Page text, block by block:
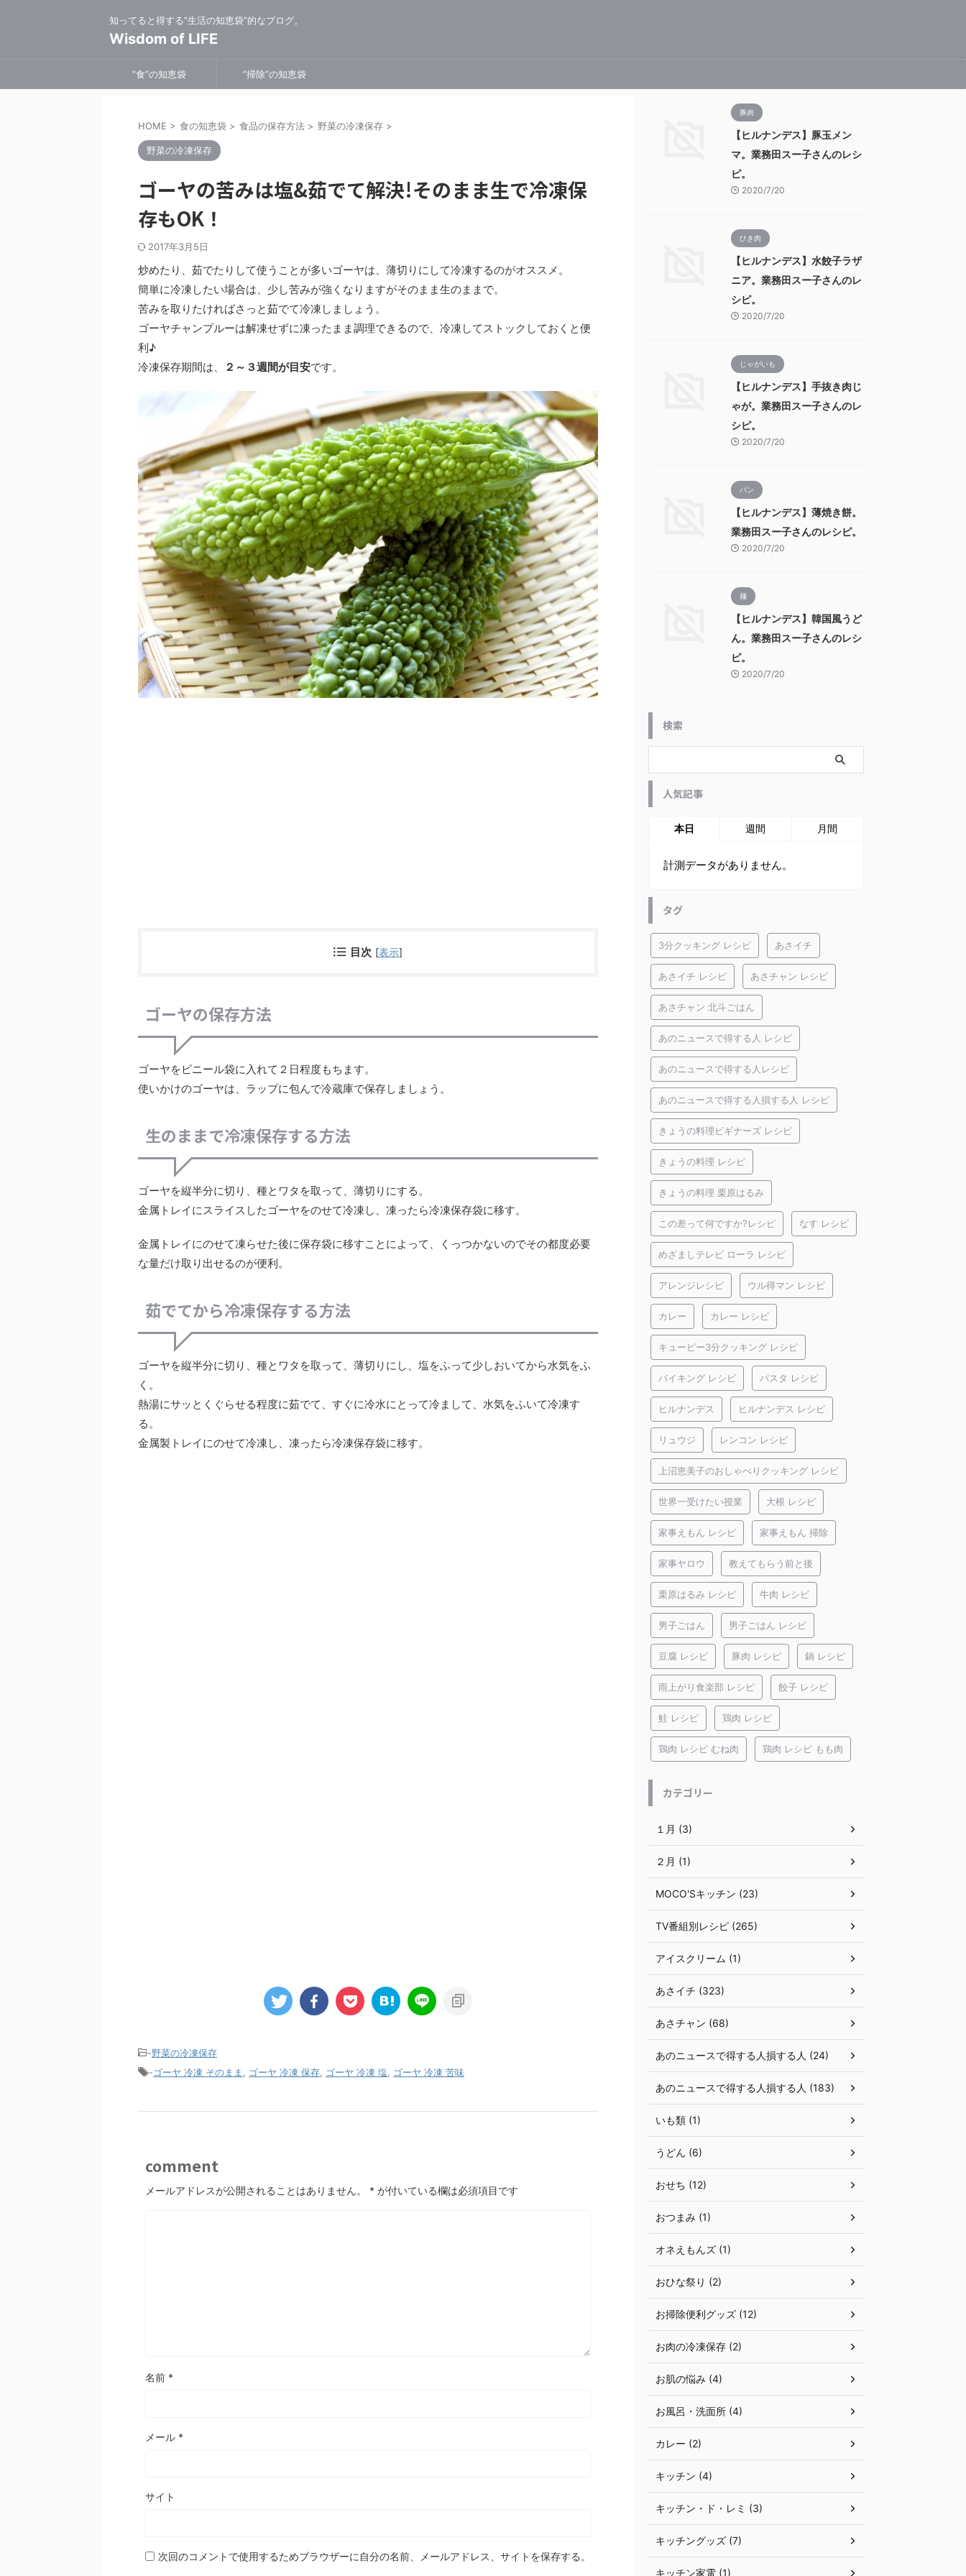
知ってると得する”生活の知恵袋”的なブログ。
Wisdom of LIFE
”食”の知恵袋 ”掃除”の知恵袋
HOME > 食の知恵袋 > 食品の保存方法 > 野菜の冷凍保存 >
野菜の冷凍保存
ゴーヤの苦みは塩&茹でて解決!そのまま生で冷凍保
存もOK！
2017年3月5日
炒めたり、茹でたりして使うことが多いゴーヤは、薄切りにして冷凍するのがオススメ。
簡単に冷凍したい場合は、少し苦みが強くなりますがそのまま生のままで。
苦みを取りたければさっと茹でて冷凍しましょう。
ゴーヤチャンプルーは解凍せずに凍ったまま調理できるので、冷凍してストックしておくと便
利♪
冷凍保存期間は、
２～３週間が目安です。
目次 [表示]
ゴーヤの保存方法
ゴーヤをビニール袋に入れて２日程度もちます。
使いかけのゴーヤは、ラップに包んで冷蔵庫で保存しましょう。
生のままで冷凍保存する方法
ゴーヤを縦半分に切り、種とワタを取って、薄切りにする。
金属トレイにスライスしたゴーヤをのせて冷凍し、凍ったら冷凍保存袋に移す。
金属トレイにのせて凍らせた後に保存袋に移すことによって、くっつかないのでその都度必要
な量だけ取り出せるのが便利。
茹でてから冷凍保存する方法
ゴーヤを縦半分に切り、種とワタを取って、薄切りにし、塩をふって少しおいてから水気をふ
く。
熱湯にサッとくぐらせる程度に茹でて、すぐに冷水にとって冷まして、水気をふいて冷凍す
る。
金属製トレイにのせて冷凍し、凍ったら冷凍保存袋に移す。
-野菜の冷凍保存
-ゴーヤ 冷凍 そのまま ゴーヤ 冷凍 保存 ゴーヤ 冷凍 塩 ゴーヤ 冷凍 苦味
comment
メールアドレスが公開されることはありません。 * が付いている欄は必須項目です
名前 *
メール *
サイト
次回のコメントで使用するためブラウザーに自分の名前、メールアドレス、サイトを保存する。
豚肉
【ヒルナンデス】豚玉メン
マ。業務田スー子さんのレシ
ピ。
2020/7/20
ひき肉
【ヒルナンデス】水餃子ラザ
ニア。業務田スー子さんのレ
シピ。
2020/7/20
じゃがいも
【ヒルナンデス】手抜き肉じ
ゃが。業務田スー子さんのレ
シピ。
2020/7/20
パン
【ヒルナンデス】薄焼き餅。
業務田スー子さんのレシピ。
2020/7/20
麺
【ヒルナンデス】韓国風うど
ん。業務田スー子さんのレシ
ピ。
2020/7/20
検索
人気記事
本日 週間 月間
計測データがありません。
タグ
3分クッキング レシピ あさイチ
あさイチ レシピ あさチャン レシピ
あさチャン 北斗ごはん
あのニュースで得する人 レシピ
あのニュースで得する人レシピ
あのニュースで得する人損する人 レシピ
きょうの料理ビギナーズ レシピ
きょうの料理 レシピ
きょうの料理 栗原はるみ
この差って何ですか?レシピ なす レシピ
めざましテレビ ローラ レシピ
アレンジレシピ ウル得マン レシピ
カレー カレー レシピ
キューピー3分クッキング レシピ
バイキング レシピ パスタ レシピ
ヒルナンデス ヒルナンデス レシピ
リュウジ レンコン レシピ
上沼恵美子のおしゃべりクッキング レシピ
世界一受けたい授業 大根 レシピ
家事えもん レシピ 家事えもん 掃除
家事ヤロウ 教えてもらう前と後
栗原はるみ レシピ 牛肉 レシピ
男子ごはん 男子ごはん レシピ
豆腐 レシピ 豚肉 レシピ 鍋 レシピ
雨上がり食楽部 レシピ 餃子 レシピ
鮭 レシピ 鶏肉 レシピ
鶏肉 レシピ むね肉 鶏肉 レシピ もも肉
カテゴリー
１月 (3)
２月 (1)
MOCO'Sキッチン (23)
TV番組別レシピ (265)
アイスクリーム (1)
あさイチ (323)
あさチャン (68)
あのニュースで得する人損する人 (24)
あのニュースで得する人損する人 (183)
いも類 (1)
うどん (6)
おせち (12)
おつまみ (1)
オネえもんズ (1)
おひな祭り (2)
お掃除便利グッズ (12)
お肉の冷凍保存 (2)
お肌の悩み (4)
お風呂・洗面所 (4)
カレー (2)
キッチン (4)
キッチン・ド・レミ (3)
キッチングッズ (7)
キッチン家電 (1)